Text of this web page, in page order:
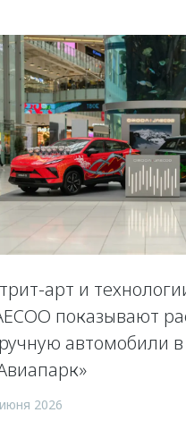
арт и
показывают
автомобили
2026